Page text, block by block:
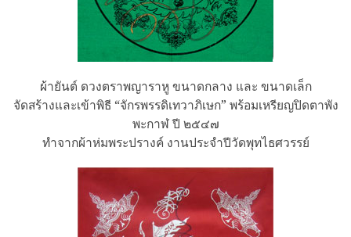
ผ้ายันต์ ดวงตราพญาราหู ขนาดกลาง และ ขนาดเล็ก
จัดสร้างและเข้าพิธี “จักรพรรดิเทวาภิเษก” พร้อมเหรียญปิดตาพัง
พะกาฬ ปี ๒๕๔๗
ทำจากผ้าห่มพระปรางค์ งานประจำปีวัดพุทไธศวรรย์